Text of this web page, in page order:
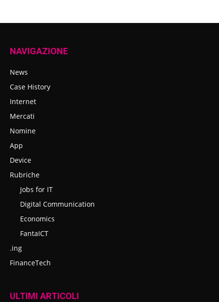
NAVIGAZIONE
News
Case History
Internet
Mercati
Nomine
App
Device
Rubriche
Jobs for IT
Digital Communication
Economics
FantaICT
.ing
FinanceTech
ULTIMI ARTICOLI